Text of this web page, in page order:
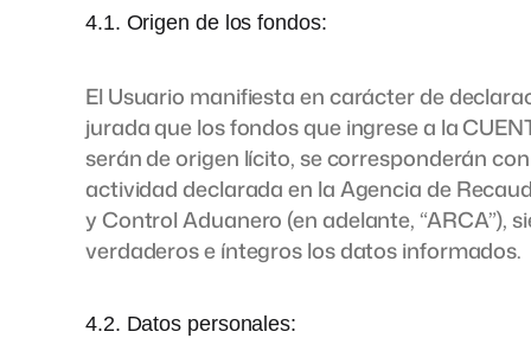
4.1. Origen de los fondos:
El Usuario manifiesta en carácter de
jurada que los fondos que ingrese a la
serán de origen lícito, se corresponderán
actividad declarada en la Agencia de
y Control Aduanero (en adelante, “ARCA”),
verdaderos e íntegros los datos informados.
4.2. Datos personales: